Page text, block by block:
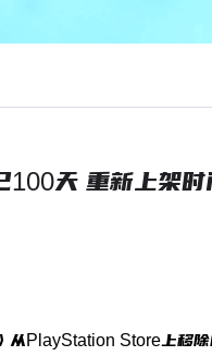
100天 重新上架时
PlayStation Store上移